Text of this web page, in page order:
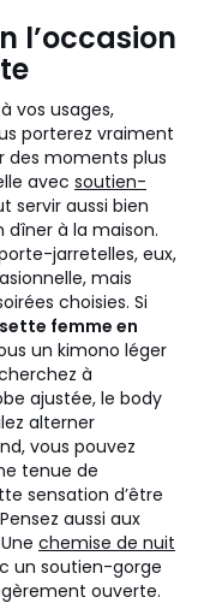
l’occasion
vos usages,
porterez vraiment
des moments plus
avec soutien-
servir aussi bien
dîner à la maison.
jarretelles, eux,
mais
choisies. Si
femme en
un kimono léger
à
ajustée, le body
alterner
vous pouvez
tenue de
sensation d’être
Pensez aussi aux
chemise de nuit
un soutien-gorge
ouverte.